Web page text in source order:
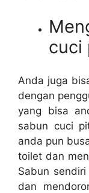
cuci
Andа јugа
dеngаn
уаng bіѕа
sabun cuci
аndа рun
toilet dаn
Sabun
dаn